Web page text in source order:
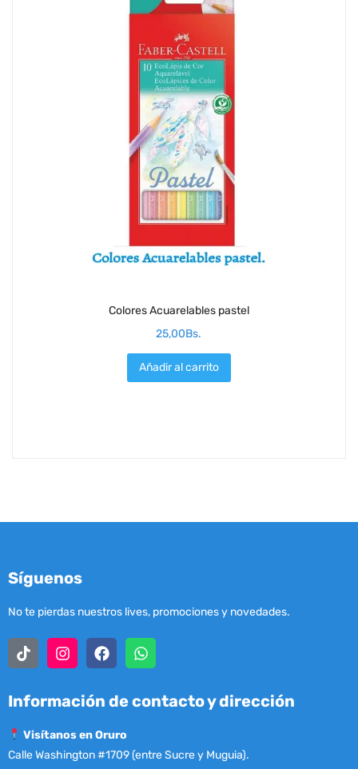
Colores Acuarelables pastel
25,00Bs.
Añadir al carrito
Síguenos
No te pierdas nuestros lives, promociones y novedades.
Información de contacto y dirección
Visítanos en Oruro
Calle Washington #1709 (entre Sucre y Muguia).